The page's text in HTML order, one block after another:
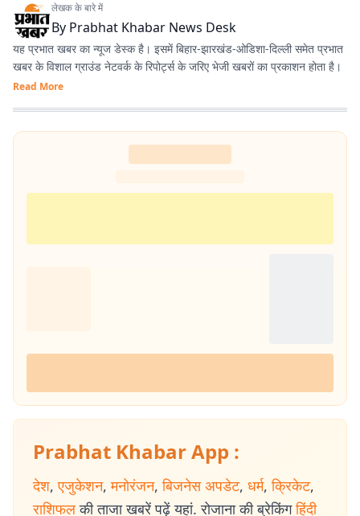
लेखक के बारे में
By Prabhat Khabar News Desk
यह प्रभात खबर का न्यूज डेस्क है। इसमें बिहार-झारखंड-ओडिशा-दिल्‍ली समेत प्रभात
खबर के विशाल ग्राउंड नेटवर्क के रिपोर्ट्स के जरिए भेजी खबरों का प्रकाशन होता है।
Read More
Prabhat Khabar App :
देश, एजुकेशन, मनोरंजन, बिजनेस अपडेट, धर्म, क्रिकेट,
राशिफल की ताजा खबरें पढ़ें यहां. रोजाना की ब्रेकिंग हिंदी